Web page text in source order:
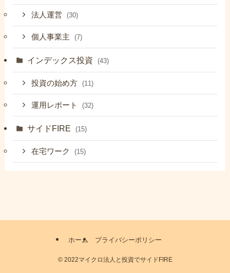
法人運営 (30)
個人事業主 (7)
インデックス投資 (43)
投資の始め方 (11)
運用レポート (32)
サイドFIRE (15)
在宅ワーク (15)
ホーム プライバシーポリシー
©2022マイクロ法人と投資でサイドFIRE